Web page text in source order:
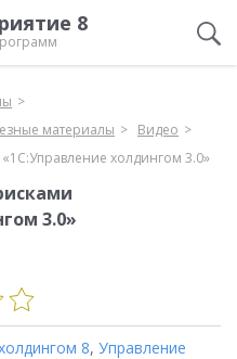
8
материалы
Видео
холдингом 3.0»
3.0»
8, Управление